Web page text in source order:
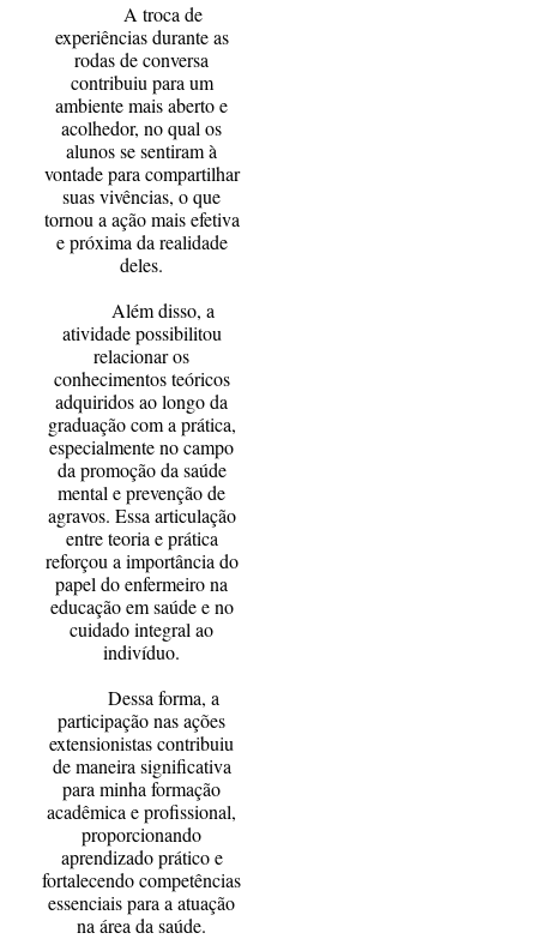
A troca de
experiências durante as
rodas de conversa
contribuiu para um
ambiente mais aberto e
acolhedor, no qual os
alunos se sentiram à
vontade para compartilhar
suas vivências, o que
tornou a ação mais efetiva
e próxima da realidade
deles.
Além disso, a
atividade possibilitou
relacionar os
conhecimentos teóricos
adquiridos ao longo da
graduação com a prática,
especialmente no campo
da promoção da saúde
mental e prevenção de
agravos. Essa articulação
entre teoria e prática
reforçou a importância do
papel do enfermeiro na
educação em saúde e no
cuidado integral ao
indivíduo.
Dessa forma, a
participação nas ações
extensionistas contribuiu
de maneira significativa
para minha formação
acadêmica e profissional,
proporcionando
aprendizado prático e
fortalecendo competências
essenciais para a atuação
na área da saúde.